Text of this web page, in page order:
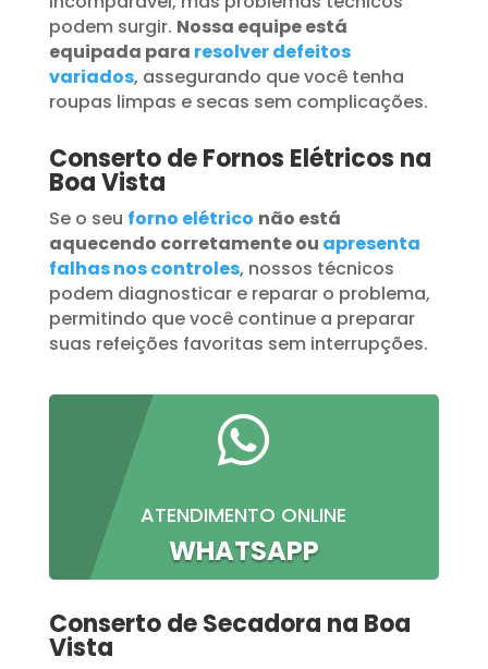
podem surgir. Nossa equipe está
equipada para resolver defeitos
variados, assegurando que você tenha
roupas limpas e secas sem complicações.
Conserto de Fornos Elétricos na
Boa Vista
Se o seu forno elétrico não está
aquecendo corretamente ou apresenta
falhas nos controles, nossos técnicos
podem diagnosticar e reparar o problema,
permitindo que você continue a preparar
suas refeições favoritas sem interrupções.

ATENDIMENTO ONLINE
WHATSAPP
Conserto de Secadora na Boa
Vista